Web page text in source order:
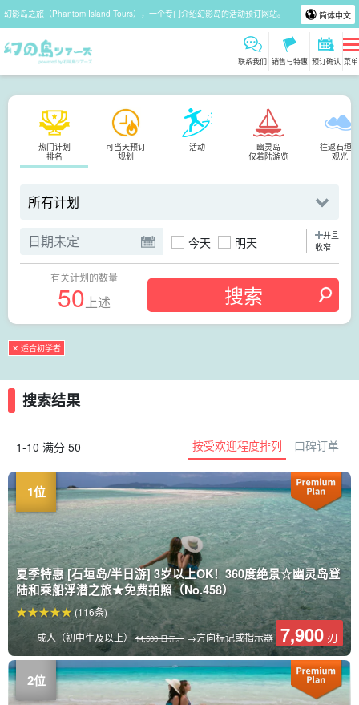
幻影岛之旅（Phantom Island Tours），一个专门介绍幻影岛的活动预订网站。 简体中文
联系我们 销售与特惠 预订确认 菜单
热门计划
排名
可当天预订
规划
活动
幽灵岛
仅着陆游览
往返石垣岛
观光
今天 明天
并且
收窄
有关计划的数量
50 上述
✕ 适合初学者
搜索结果
1-10 满分 50 按受欢迎程度排列 口碑订单
夏季特惠 [石垣岛/半日游] 3岁以上OK！360度绝景☆幽灵岛登
陆和乘船浮潜之旅★免费拍照（No.458）
成人（初中生及以上）14,500 日元。 →方向标记或指示器 7,900 刃
(116条)